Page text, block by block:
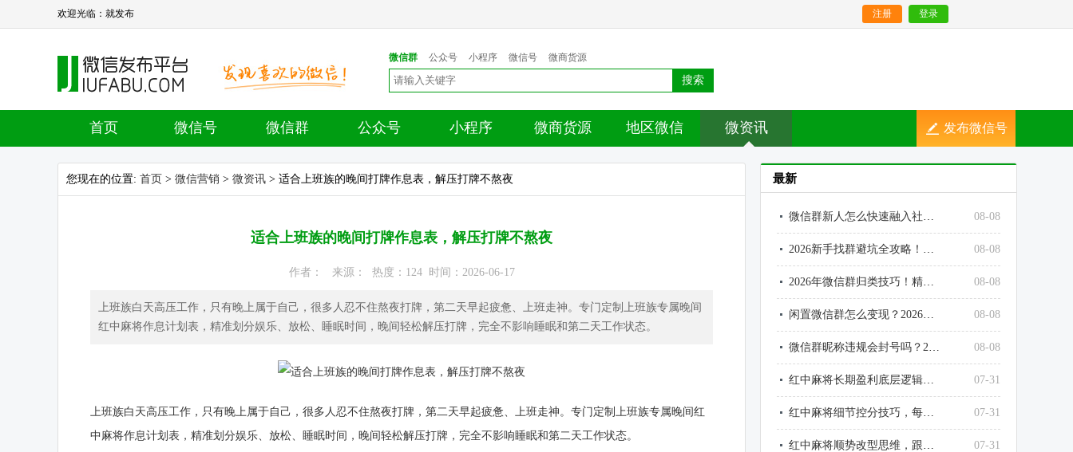
欢迎光临：就发布 登录
注册
微信群 公众号 小程序 微信号 微商货源
搜索
首页 微信号 微信群 公众号 小程序 微商货源 地区微信 微资讯 发布微信号
您现在的位置: 首页 > 微信营销 > 微资讯 > 适合上班族的晚间打牌作息表，解压打牌不熬夜
适合上班族的晚间打牌作息表，解压打牌不熬夜
作者： 来源： 热度：124 时间：2026-06-17
上班族白天高压工作，只有晚上属于自己，很多人忍不住熬夜打牌，第二天早起疲惫、上班走神。专门定制上班族专属晚间
红中麻将作息计划表，精准划分娱乐、放松、睡眠时间，晚间轻松解压打牌，完全不影响睡眠和第二天工作状态。
上班族白天高压工作，只有晚上属于自己，很多人忍不住熬夜打牌，第二天早起疲惫、上班走神。专门定制上班族专属晚间红
中麻将作息计划表，精准划分娱乐、放松、睡眠时间，晚间轻松解压打牌，完全不影响睡眠和第二天工作状态。
最新
微信群新人怎么快速融入社群？避免进群静默、快速参与交流 08-08
2026新手找群避坑全攻略！广告群、死群、套路群快速分辨 08-08
2026年微信群归类技巧！精准管理上千社群不混乱 08-08
闲置微信群怎么变现？2026正规合规社群变现方法汇总 08-08
微信群昵称违规会封号吗？2026昵称、头像、个性签名避坑指南 08-08
红中麻将长期盈利底层逻辑，告别赌徒思维、做稳定赢家 07-31
红中麻将细节控分技巧，每局多赚一点、长期拉开差距 07-31
红中麻将顺势改型思维，跟着牌运走、永远不吃亏 07-31